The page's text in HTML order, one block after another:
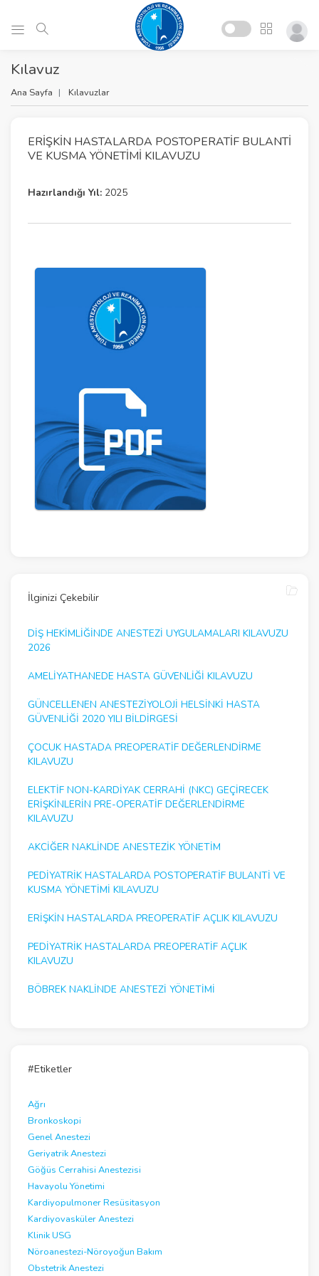
Kılavuz
Ana Sayfa Kılavuzlar
ERIŞKIN HASTALARDA POSTOPERATIF BULANTI
VE KUSMA YÖNETIMI KILAVUZU
Hazırlandığı Yıl: 2025
İlginizi Çekebilir
DIŞ HEKIMLIĞINDE ANESTEZI UYGULAMALARI KILAVUZU
2026
AMELIYATHANEDE HASTA GÜVENLIĞI KILAVUZU
GÜNCELLENEN ANESTEZIYOLOJI HELSINKI HASTA
GÜVENLIĞI 2020 YILI BILDIRGESI
ÇOCUK HASTADA PREOPERATIF DEĞERLENDIRME
KILAVUZU
ELEKTIF NON-KARDIYAK CERRAHI (NKC) GEÇIRECEK
ERIŞKINLERIN PRE-OPERATIF DEĞERLENDIRME
KILAVUZU
AKCIĞER NAKLINDE ANESTEZIK YÖNETIM
PEDIYATRIK HASTALARDA POSTOPERATIF BULANTI VE
KUSMA YÖNETIMI KILAVUZU
ERIŞKIN HASTALARDA PREOPERATIF AÇLIK KILAVUZU
PEDIYATRIK HASTALARDA PREOPERATIF AÇLIK
KILAVUZU
BÖBREK NAKLINDE ANESTEZI YÖNETIMI
#Etiketler
Ağrı
Bronkoskopi
Genel Anestezi
Geriyatrik Anestezi
Göğüs Cerrahisi Anestezisi
Havayolu Yönetimi
Kardiyopulmoner Resüsitasyon
Kardiyovasküler Anestezi
Klinik USG
Nöroanestezi-Nöroyoğun Bakım
Obstetrik Anestezi